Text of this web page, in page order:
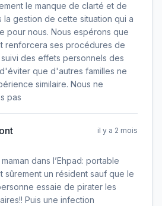
le manque de clarté et de
la gestion de cette situation qui a
pour nous. Nous espérons que
renforcera ses procédures de
des effets personnels des
que d'autres familles ne
similaire. Nous ne
pas
il y a 2 mois
dans l’Ehpad: portable
sûrement un résident sauf que le
essaie de pirater les
Puis une infection